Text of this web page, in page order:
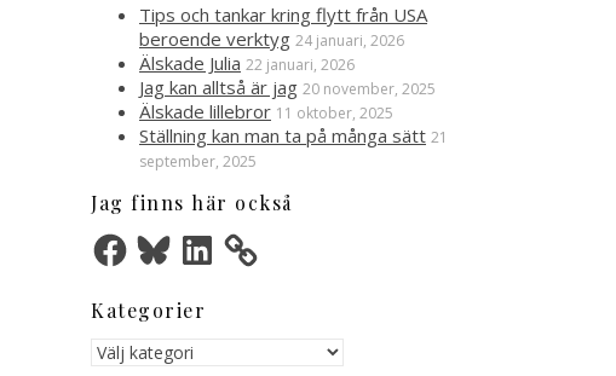
Tips och tankar kring flytt från USA
beroende verktyg 24 januari, 2026
Älskade Julia 22 januari, 2026
Jag kan alltså är jag 20 november, 2025
Älskade lillebror 11 oktober, 2025
Ställning kan man ta på många sätt 21
september, 2025
Jag finns här också
FacebookBlueskyLinkedIn
Kategorier
Kategorier